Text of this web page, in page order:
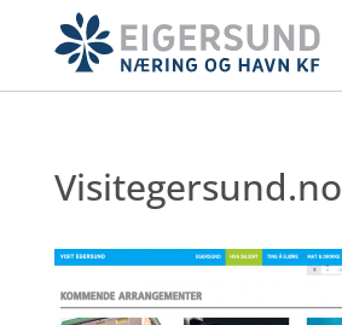
hovedinnhold
Visitegersund.no